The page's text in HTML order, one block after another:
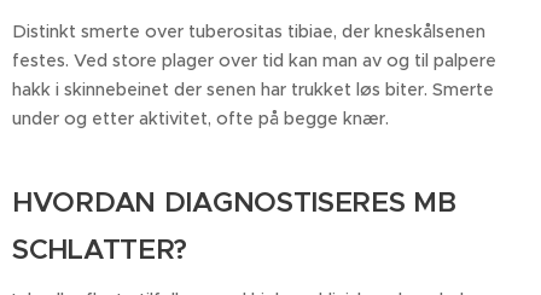
Distinkt smerte over tuberositas tibiae, der kneskålsenen
festes. Ved store plager over tid kan man av og til palpere
hakk i skinnebeinet der senen har trukket løs biter. Smerte
under og etter aktivitet, ofte på begge knær.
HVORDAN DIAGNOSTISERES MB
SCHLATTER?